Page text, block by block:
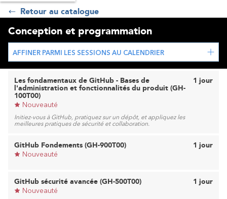
Retour au catalogue
Conception et programmation
AFFINER PARMI LES SESSIONS AU CALENDRIER
Les fondamentaux de GitHub - Bases de
l'administration et fonctionnalités du produit (GH-
100T00)
Nouveauté
Initiez-vous à GitHub, pratiquez sur un dépôt, et appliquez les
meilleures pratiques de sécurité et collaboration.
1 jour
GitHub Fondements (GH-900T00)
Nouveauté
1 jour
GitHub sécurité avancée (GH-500T00)
Nouveauté
1 jour